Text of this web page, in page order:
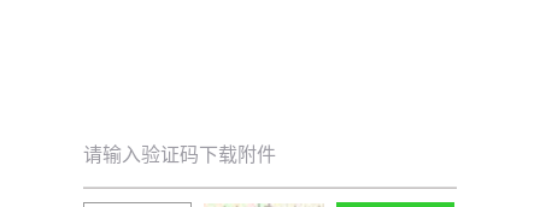
请输入验证码下载附件